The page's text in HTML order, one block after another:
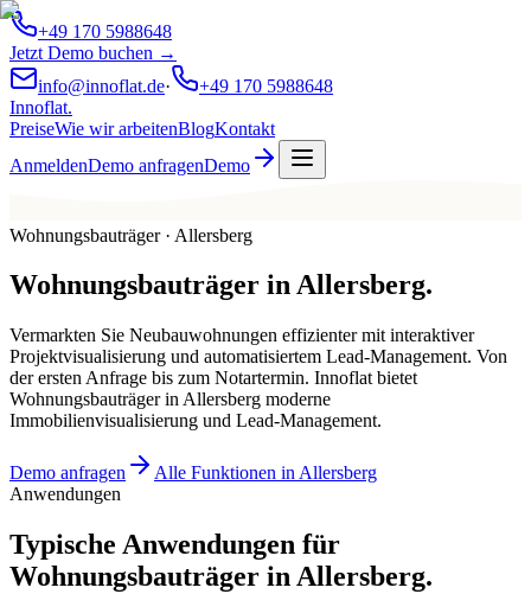
+49 170 5988648
Jetzt Demo buchen →
info@innoflat.de·
+49 170 5988648
Innoflat.
PreiseWie wir arbeitenBlogKontakt
AnmeldenDemo anfragenDemo
Wohnungsbauträger · Allersberg
Wohnungsbauträger inAllersberg.
Vermarkten Sie Neubauwohnungen effizienter mit interaktiver
Projektvisualisierung und automatisiertem Lead-Management. Von
der ersten Anfrage bis zum Notartermin. Innoflat bietet
Wohnungsbauträger in Allersberg moderne
Immobilienvisualisierung und Lead-Management.
Demo anfragen
Alle Funktionen in Allersberg
Anwendungen
Typische Anwendungen für
Wohnungsbauträger in Allersberg.